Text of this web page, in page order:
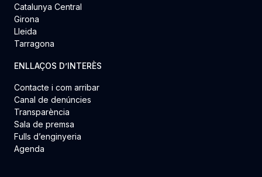
Catalunya Central
Girona
Lleida
Tarragona
ENLLAÇOS D’INTERÈS
Contacte i com arribar
Canal de denúncies
Transparència
Sala de premsa
Fulls d’enginyeria
Agenda